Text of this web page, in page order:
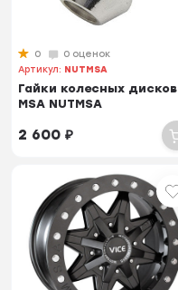
0
0 оценок
Артикул: NUTMSA
Гайки колесных дисков
MSA NUTMSA
2 600₽